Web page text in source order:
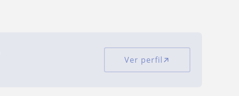
Ver perfil